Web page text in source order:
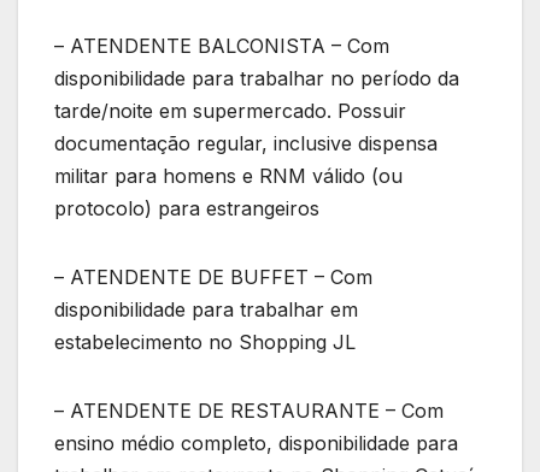
– ATENDENTE BALCONISTA – Com
disponibilidade para trabalhar no período da
tarde/noite em supermercado. Possuir
documentação regular, inclusive dispensa
militar para homens e RNM válido (ou
protocolo) para estrangeiros
– ATENDENTE DE BUFFET – Com
disponibilidade para trabalhar em
estabelecimento no Shopping JL
– ATENDENTE DE RESTAURANTE – Com
ensino médio completo, disponibilidade para